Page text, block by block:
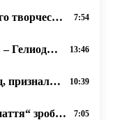
ч.41 “Е. Недзельский и его творчество“, 08.11.2020, прот. Димитрий Сидор 7:54
ч.42 “Защитник русинов – Гелиодор Пика“, 09.11.2020, прот. Димитрий Сидор 13:46
ч.43 “Словакия, наконец, признала за праздник дату 28 10 1918 г.- основание ЧСР“ 09.11.2020 10:39
ч.44 “РЕ-ОУПЕН Закарпаття“ зробив заклики давити нас “мягкою силою“ 14.11.2020, Димитрий Сидор 7:05